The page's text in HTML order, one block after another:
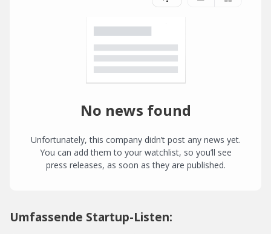
No news found
Unfortunately, this company didn’t post any news yet.
You can add them to your watchlist, so you’ll see
press releases, as soon as they are published.
Umfassende Startup-Listen: